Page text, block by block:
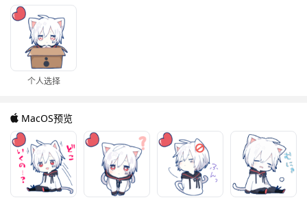
个人选择
MacOS预览